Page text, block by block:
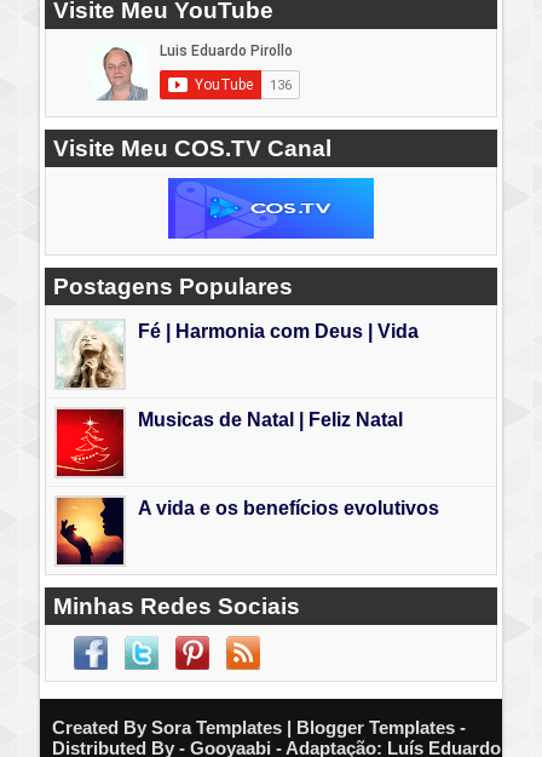
Visite Meu YouTube
Visite Meu COS.TV Canal
Postagens Populares
Fé | Harmonia com Deus | Vida
Musicas de Natal | Feliz Natal
A vida e os benefícios evolutivos
Minhas Redes Sociais
Created By Sora Templates | Blogger Templates -
Distributed By - Gooyaabi - Adaptação: Luís Eduardo